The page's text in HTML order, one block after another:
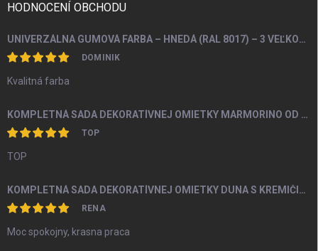
HODNOCENÍ OBCHODU
UNIVERZÁLNA GUMOVÁ FARBA – HNEDÁ (RAL 8017) – 3 VEĽKOSTI BALENIA
DOMINIK
Kvalitná farba
KOMPLETNÁ SADA DEKORATÍVNEJ OMIETKY MARMORINO OD 4M2
TOP
TOP
KOMPLETNÁ SADA DEKORATÍVNEJ OMIETKY DUNA S KREMIČITÝM PIESKOM A PERLEŤOU OD 5M2
RENA
Moc spokojny, krasna praca